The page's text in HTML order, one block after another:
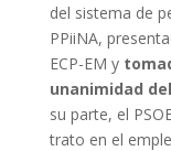
del sistema de
PPiiNA,
ECP-EM y
unanimidad
su parte, el
trato en el